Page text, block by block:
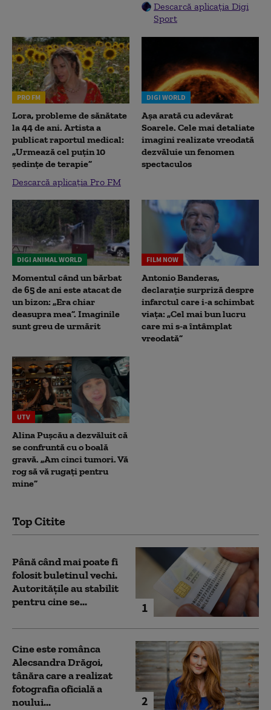
Descarcă aplicația Digi
Sport
PRO FM
Lora, probleme de sănătate
la 44 de ani. Artista a
publicat raportul medical:
„Urmează cel puțin 10
ședințe de terapie”
Descarcă aplicația Pro FM
DIGI WORLD
Așa arată cu adevărat
Soarele. Cele mai detaliate
imagini realizate vreodată
dezvăluie un fenomen
spectaculos
DIGI ANIMAL WORLD
Momentul când un bărbat
de 65 de ani este atacat de
un bizon: „Era chiar
deasupra mea”. Imaginile
sunt greu de urmărit
FILM NOW
Antonio Banderas,
declarație surpriză despre
infarctul care i-a schimbat
viața: „Cel mai bun lucru
care mi s-a întâmplat
vreodată”
UTV
Alina Pușcău a dezvăluit că
se confruntă cu o boală
gravă. „Am cinci tumori. Vă
rog să vă rugați pentru
mine”
Top Citite
1
Până când mai poate fi
folosit buletinul vechi.
Autoritățile au stabilit
pentru cine se...
2
Cine este românca
Alecsandra Drăgoi,
tânăra care a realizat
fotografia oficială a
noului...